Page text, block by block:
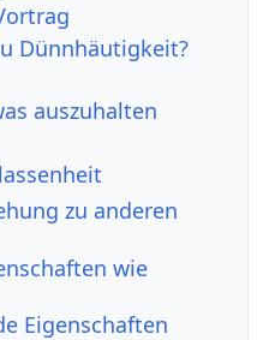
Dünnhäutigkeit?
auszuhalten
zu anderen
wie
Eigenschaften